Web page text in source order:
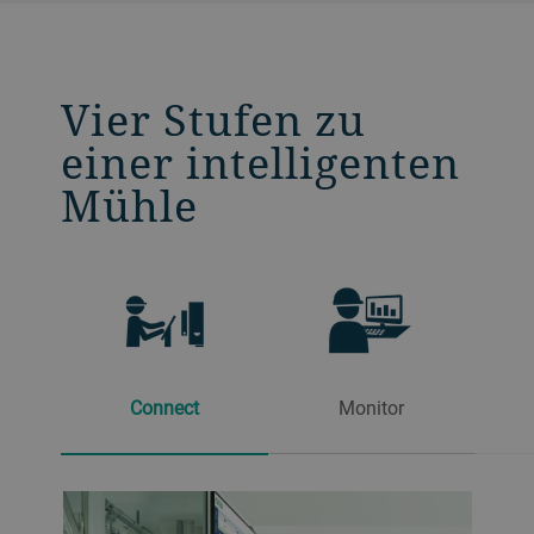
Vier Stufen zu
einer intelligenten
Mühle
Connect Monitor